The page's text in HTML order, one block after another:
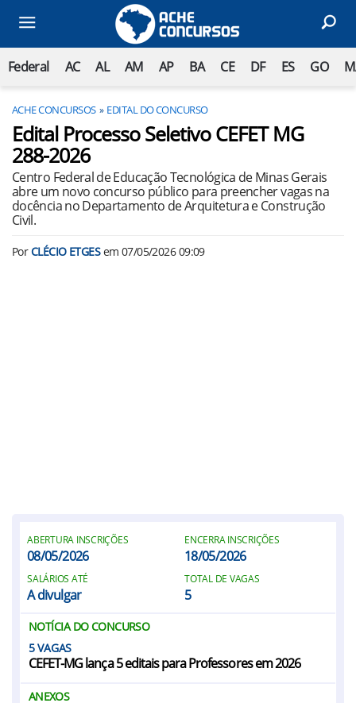
Federal AC AL AM AP BA CE DF ES GO
ACHE CONCURSOS EDITAL DO CONCURSO
Edital Processo Seletivo CEFET MG
288-2026
Centro Federal de Educação Tecnológica de Minas Gerais
abre um novo concurso público para preencher vagas na
docência no Departamento de Arquitetura e Construção
Civil.
PorCLÉCIO ETGESem 07/05/2026 09:09
ABERTURA INSCRIÇÕES
08/05/2026
ENCERRA INSCRIÇÕES
18/05/2026
SALÁRIOS ATÉ
A divulgar
TOTAL DE VAGAS
5
NOTÍCIA DO CONCURSO
5
CEFET-MG lança 5 editais para Professores em 2026
ANEXOS